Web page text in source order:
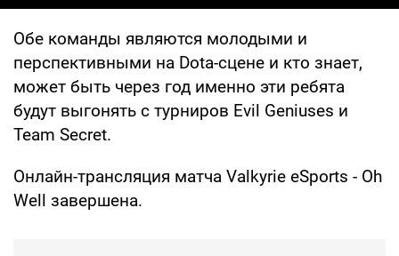
Обе команды являются молодыми и
перспективными на Dota-сцене и кто знает,
может быть через год именно эти ребята
будут выгонять с турниров Evil Geniuses и
Team Secret.
Онлайн-трансляция матча Valkyrie eSports - Oh
Well завершена.